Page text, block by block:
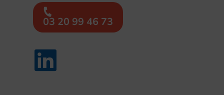
03 20 99 46 73